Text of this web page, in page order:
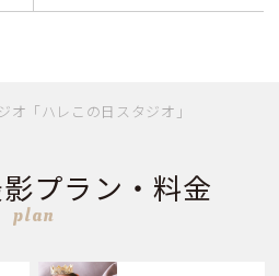
オ「ハレこの日スタジオ」
プラン・料金
plan